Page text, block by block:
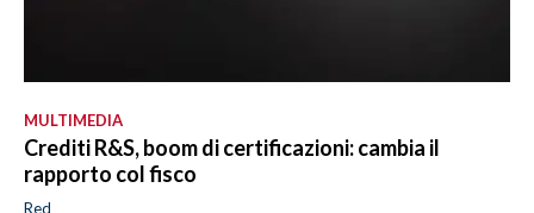
MULTIMEDIA
Crediti R&S, boom di certificazioni: cambia il
rapporto col fisco
Red